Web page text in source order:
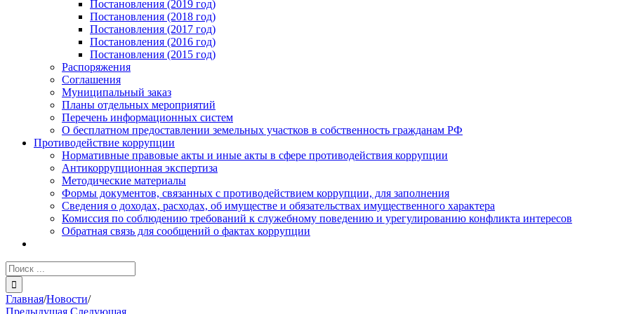
Постановления (2019 год)
Постановления (2018 год)
Постановления (2017 год)
Постановления (2016 год)
Постановления (2015 год)
Распоряжения
Соглашения
Муниципальный заказ
Планы отдельных мероприятий
Перечень информационных систем
О бесплатном предоставлении земельных участков в собственность гражданам РФ
Противодействие коррупции
Нормативные правовые акты и иные акты в сфере противодействия коррупции
Антикоррупционная экспертиза
Методические материалы
Формы документов, связанных с противодействием коррупции, для заполнения
Сведения о доходах, расходах, об имуществе и обязательствах имущественного характера
Комиссия по соблюдению требований к служебному поведению и урегулированию конфликта интересов
Обратная связь для сообщений о фактах коррупции
Результат
поиска:
Главная/Новости/
Предыдущая Следующая